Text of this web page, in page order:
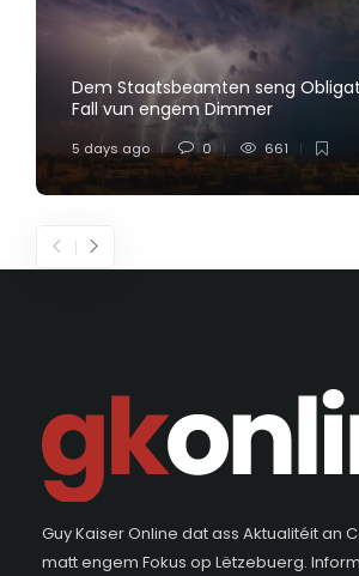
Dem Staatsbeamten seng
Fall vun engem Dimmer
5 days ago 0 661
Guy Kaiser Online dat ass Aktualitéit an
matt engem Fokus op Lëtzebuerg.